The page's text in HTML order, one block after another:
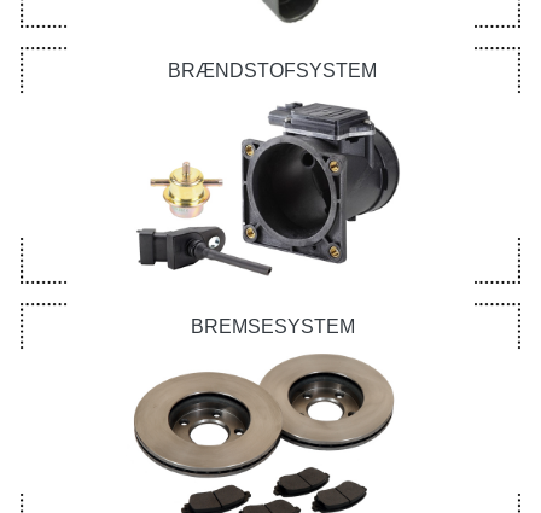
BRÆNDSTOFSYSTEM
BREMSESYSTEM